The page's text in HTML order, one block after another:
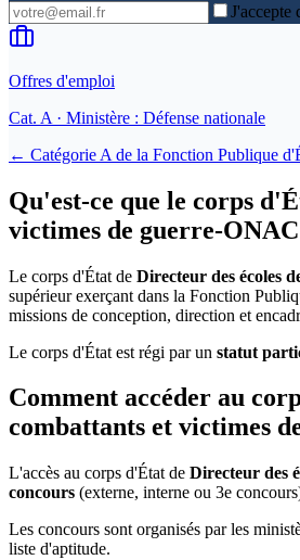
J'accepte
Offres d'emploi
Cat. A · Ministère : Défense nationale
← Catégorie A de la Fonction Publique
Qu'est-ce que le corps
victimes de guerre-
Le corps d'État de Directeur des écoles
supérieur exerçant dans la Fonction
missions de conception, direction et
Le corps d'État est régi par un statut
Comment accéder au
combattants et victimes
L'accès au corps d'État de Directeur des
concours (externe, interne ou 3e
Les concours sont organisés par les
liste d'aptitude.